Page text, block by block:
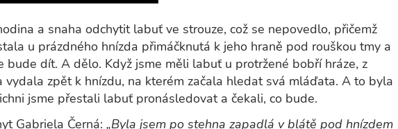
a snaha odchytit labuť ve strouze, což se nepovedlo, přičemž
u prázdného hnízda přimáčknutá k jeho hraně pod rouškou tmy a
bude dít. A dělo. Když jsme měli labuť u protržené bobří hráze, z
vydala zpět k hnízdu, na kterém začala hledat svá mláďata. A to byla
jsme přestali labuť pronásledovat a čekali, co bude.
Gabriela Černá: „Byla jsem po stehna zapadlá v blátě pod hnízdem